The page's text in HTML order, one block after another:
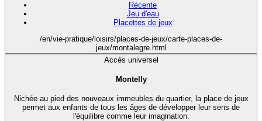
Récente
Jeu d'eau
Placettes de jeux
/en/vie-pratique/loisirs/places-de-jeux/carte-places-de-
jeux/montalegre.html
Accès universel
Montelly
Nichée au pied des nouveaux immeubles du quartier, la place de jeux
permet aux enfants de tous les âges de développer leur sens de
l'équilibre comme leur imagination.